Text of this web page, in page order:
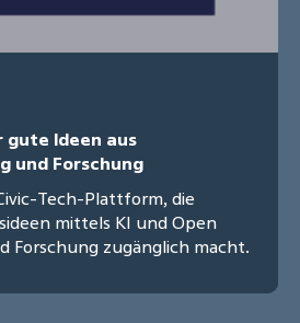
Ideen aus
und Forschung
Tech-Plattform, die
mittels KI und Open
Forschung zugänglich macht.